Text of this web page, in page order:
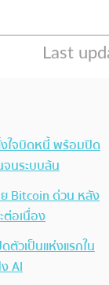
ใจบิดหนี้ พร้อมปิด
นระบบล้น
Bitcoin ด่วน หลัง
ต่อเนื่อง
ตัวเป็นแห่งแรกใน
AI